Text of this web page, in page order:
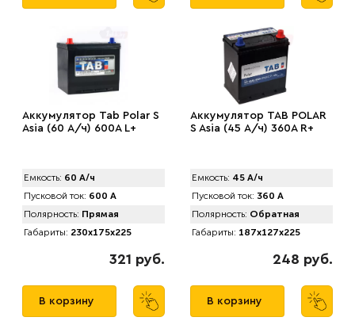
Аккумулятор Tab Polar S
Asia (60 А/ч) 600A L+
Емкость: 60 А/ч
Пусковой ток: 600 А
Полярность: Прямая
Габариты: 230x175x225
321 руб.
В корзину
Аккумулятор TAB POLAR
S Asia (45 А/ч) 360А R+
Емкость: 45 А/ч
Пусковой ток: 360 А
Полярность: Обратная
Габариты: 187x127x225
248 руб.
В корзину